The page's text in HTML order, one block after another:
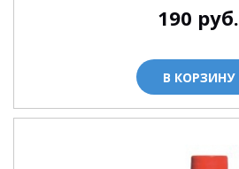
190 руб.
В КОРЗИНУ